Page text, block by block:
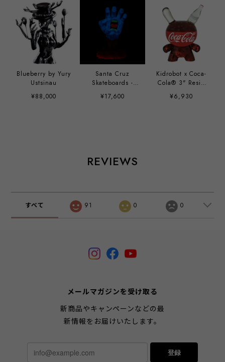
Blueberry by Yury
Ustsinau
¥88,000
Santa Cruz
Skateboards -
40th Anniversary
Screaming Hand
¥17,600
Kidrobot x Coca-
Cola® 3" Resin
Dunny Art Figure
¥6,930
REVIEWS
すべて 91 0 0
メールマガジンを受け取る
新商品やキャンペーンなどの最
新情報をお届けいたします。
登録